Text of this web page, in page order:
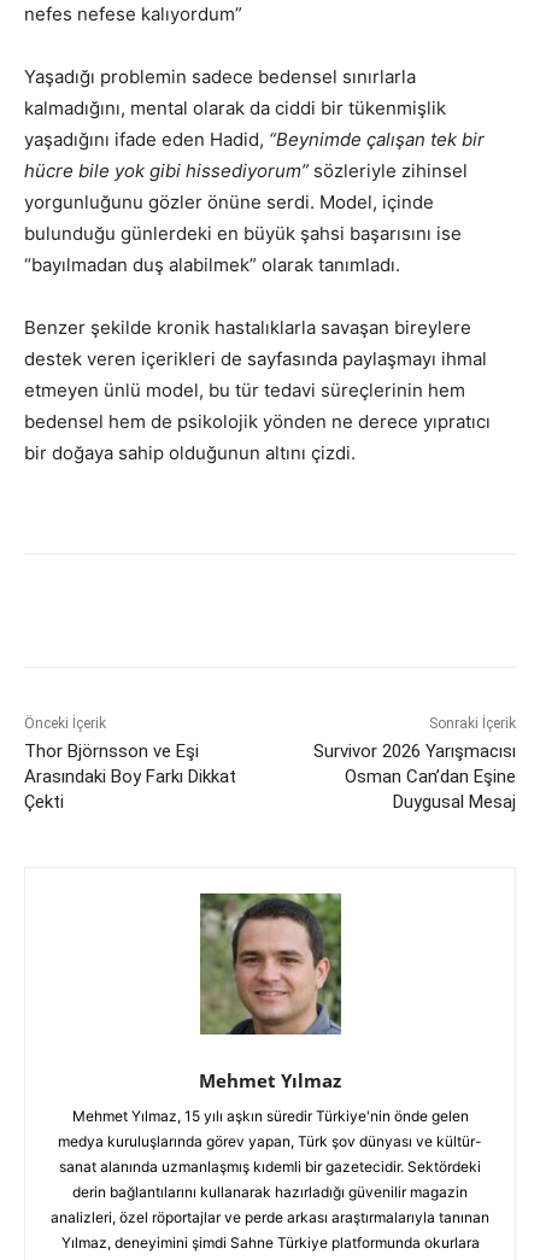
nefes nefese kalıyordum”
Yaşadığı problemin sadece bedensel sınırlarla
kalmadığını, mental olarak da ciddi bir tükenmişlik
yaşadığını ifade eden Hadid, “Beynimde çalışan tek bir
hücre bile yok gibi hissediyorum” sözleriyle zihinsel
yorgunluğunu gözler önüne serdi. Model, içinde
bulunduğu günlerdeki en büyük şahsi başarısını ise
“bayılmadan duş alabilmek” olarak tanımladı.
Benzer şekilde kronik hastalıklarla savaşan bireylere
destek veren içerikleri de sayfasında paylaşmayı ihmal
etmeyen ünlü model, bu tür tedavi süreçlerinin hem
bedensel hem de psikolojik yönden ne derece yıpratıcı
bir doğaya sahip olduğunun altını çizdi.
Önceki İçerik
Thor Björnsson ve Eşi
Arasındaki Boy Farkı Dikkat
Çekti
Sonraki İçerik
Survivor 2026 Yarışmacısı
Osman Can’dan Eşine
Duygusal Mesaj
Mehmet Yılmaz
Mehmet Yılmaz, 15 yılı aşkın süredir Türkiye'nin önde gelen
medya kuruluşlarında görev yapan, Türk şov dünyası ve kültür-
sanat alanında uzmanlaşmış kıdemli bir gazetecidir. Sektördeki
derin bağlantılarını kullanarak hazırladığı güvenilir magazin
analizleri, özel röportajlar ve perde arkası araştırmalarıyla tanınan
Yılmaz, deneyimini şimdi Sahne Türkiye platformunda okurlara